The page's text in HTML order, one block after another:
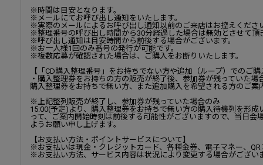
※時間は目安となります。
※メールにてお呼び出し通知をいたします。
※実際のメールによるお呼び出し通知以前のご来店はお控えくださ
※整理番号の呼び出し時間から30分経過した場合は無効とさせて頂
※呼び出し通知は目安時間から前後する場合がございます。
※お一人様1回のみ番号の発行が可能です。
※複数応募が確認された場合は、ご購入をお断りいたします。
【「CD購入整理番号」をお持ちでない方や追加（ループ）でのご
・購入整理券をお持ちの方の販売が終了後、参加券が残っていた場
購入整理券をお持ちで無い方、また追加購入を希望される方のご案
※上記整列販売が終了し、参加券が残っていた場合のみ
15:00(予定)より、購入整理券をお持ちで無い方の購入待機列を形
って、ご案内開始時刻は前後する可能性がございますので、当日会
ようお願い申し上げます。
【お支払い方法・ポイントサービスについて】
※お支払いは現金・クレジットカード、各種金券、電子マネー、
※お支払い方法、サービス内容は状況により変更する場合がござい